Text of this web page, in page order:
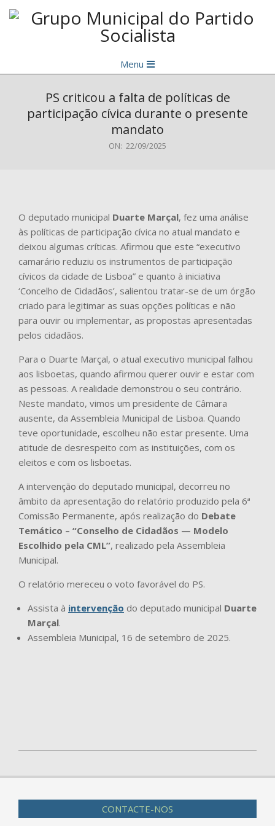
Skip
Municipal
Partido
Socialista
Navigation
Menu
PS criticou a falta de políticas de
participação cívica durante o presente
mandato
ON: 22/09/2025
O deputado municipal Duarte Marçal, fez uma análise
às políticas de participação cívica no atual mandato e
deixou algumas críticas. Afirmou que este “executivo
camarário reduziu os instrumentos de participação
cívicos da cidade de Lisboa” e quanto à iniciativa
‘Concelho de Cidadãos’, salientou tratar-se de um órgão
criado para legitimar as suas opções políticas e não
para ouvir ou implementar, as propostas apresentadas
pelos cidadãos.
Para o Duarte Marçal, o atual executivo municipal falhou
aos lisboetas, quando afirmou querer ouvir e estar com
as pessoas. A realidade demonstrou o seu contrário.
Neste mandato, vimos um presidente de Câmara
ausente, da Assembleia Municipal de Lisboa. Quando
teve oportunidade, escolheu não estar presente. Uma
atitude de desrespeito com as instituições, com os
eleitos e com os lisboetas.
A intervenção do deputado municipal, decorreu no
âmbito da apresentação do relatório produzido pela 6ª
Comissão Permanente, após realização do Debate
Temático – “Conselho de Cidadãos — Modelo
Escolhido pela CML”, realizado pela Assembleia
Municipal.
O relatório mereceu o voto favorável do PS.
Assista à intervenção do deputado municipal Duarte
Marçal.
Assembleia Municipal, 16 de setembro de 2025.
CONTACTE-NOS